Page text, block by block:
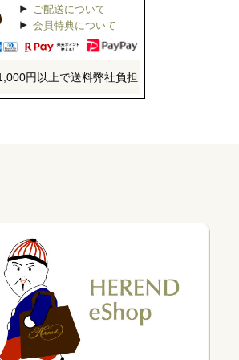
ご配送について
会員特典について
円以上で送料弊社負担